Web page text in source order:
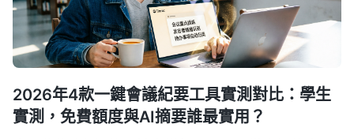
2026年4款一鍵會議紀要工具實測對比：學生
實測，免費額度與AI摘要誰最實用？